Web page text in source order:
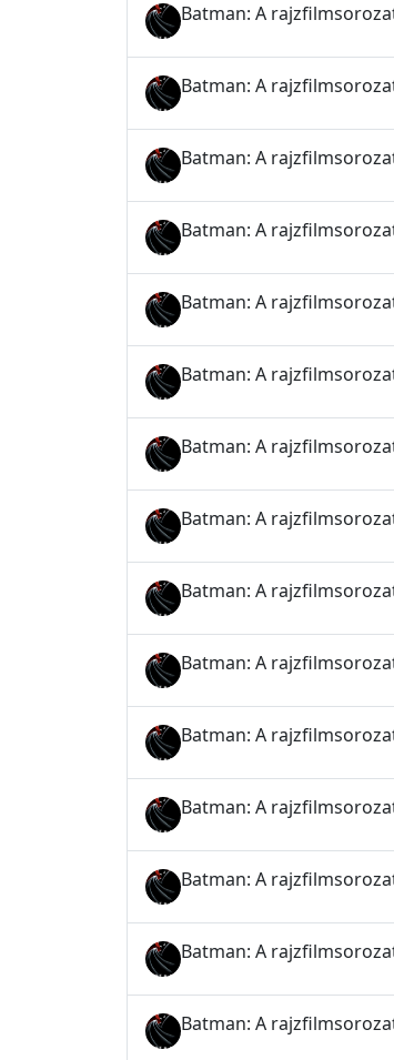
Batman: A
Batman: A
Batman: A
Batman: A
Batman: A
Batman: A
Batman: A
Batman: A
Batman: A
Batman: A
Batman: A
Batman: A
Batman: A
Batman: A
Batman: A